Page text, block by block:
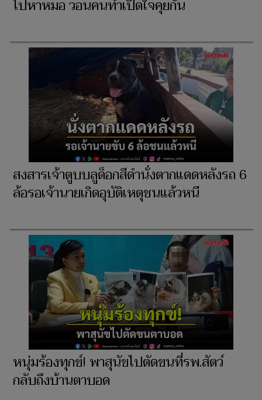
ไปหาหมอ วอนคนทำเปิดใจคุยกัน
สงสารเจ้าตูบบลูด็อกสีดำนั่งตากแดดหลังรถ 6
ล้อรอเจ้านายเกิดอุบัติเหตุชนแล้วหนี
หนุ่มร้องทุกข์! พาสุนัขไปตัดขนที่รพ.สัตว์
กลับถึงบ้านตาบอด